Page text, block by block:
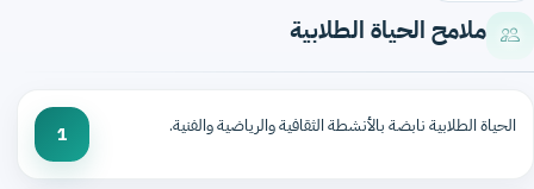
ملامح الحياة الطلابية
الحياة الطلابية نابضة بالأنشطة الثقافية والرياضية والفنية. 1